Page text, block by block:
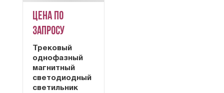
Цена по
запросу
Трековый
однофазный
магнитный
светодиодный
светильник